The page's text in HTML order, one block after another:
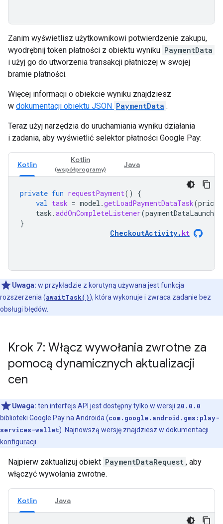
Zanim wyświetlisz użytkownikowi potwierdzenie zakupu,
wyodrębnij token płatności z obiektu wyniku PaymentData
i użyj go do utworzenia transakcji płatniczej w swojej
bramie płatności.
Więcej informacji o obiekcie wyniku znajdziesz
w dokumentacji obiektu JSON PaymentData .
Teraz użyj narzędzia do uruchamiania wyniku działania
i zadania, aby wyświetlić selektor płatności Google Pay:
Kotlin
Kotlin
Java
private fun requestPayment()
{
val task = model .getLoadPaymentDataTask(
task .addOnCompleteListener(paymentDataLauncher
}
CheckoutActivity. kt
Uwaga: w przykładzie z korutyną używana jest funkcja
rozszerzenia (awaitTask()), która wykonuje i zwraca zadanie bez
obsługi błędów.
Krok 7: Włącz wywołania zwrotne za
pomocą dynamicznych aktualizacji
cen
Uwaga: ten interfejs API jest dostępny tylko w wersji 20.0.0
biblioteki Google Pay na Androida (com.google.android.gms:play-
services-wallet). Najnowszą wersję znajdziesz w dokumentacji
konfiguracji
Najpierw zaktualizuj obiekt PaymentDataRequest , aby
włączyć wywołania zwrotne.
Kotlin Java